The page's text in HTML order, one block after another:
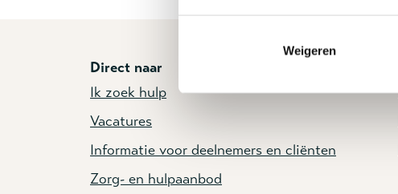
Weigeren
Direct naar
Ik zoek hulp
Vacatures
Informatie voor deelnemers en cliënten
Zorg- en hulpaanbod